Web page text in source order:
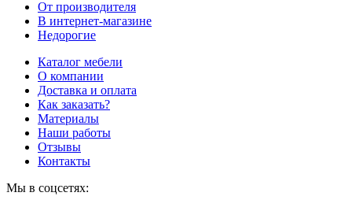
От производителя
В интернет-магазине
Недорогие
Каталог мебели
О компании
Доставка и оплата
Как заказать?
Материалы
Наши работы
Отзывы
Контакты
Мы в соцсетях: